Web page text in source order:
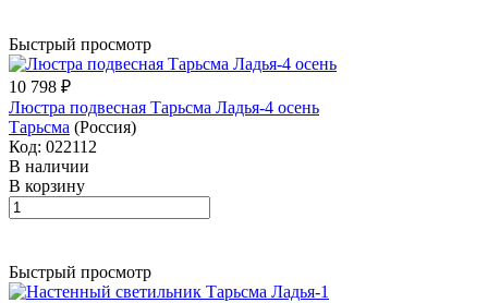
Быстрый просмотр
10 798 ₽
Люстра подвесная Тарьсма Ладья-4 осень
Тарьсма (Россия)
Код: 022112
В наличии
В корзину
Быстрый просмотр